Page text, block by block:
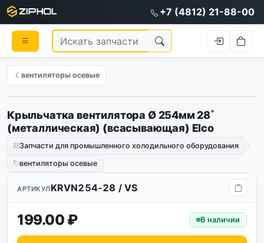
+7 (4812) 21-88-00
вентиляторы осевые
Крыльчатка вентилятора Ø 254мм 28˚
(металлическая) (всасывающая) Elco
Запчасти для промышленного холодильного оборудования
вентиляторы осевые
АРТИКУЛKRVN254-28 / VS
199.00 ₽ В наличии